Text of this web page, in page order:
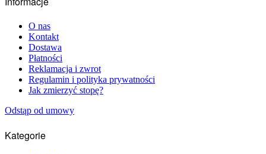
O nas
Kontakt
Dostawa
Płatności
Reklamacja i zwrot
Regulamin i polityka prywatności
Jak zmierzyć stopę?
Odstąp od umowy
Kategorie